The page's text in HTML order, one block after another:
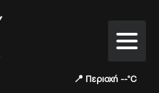
📍 Περιοχή --°C